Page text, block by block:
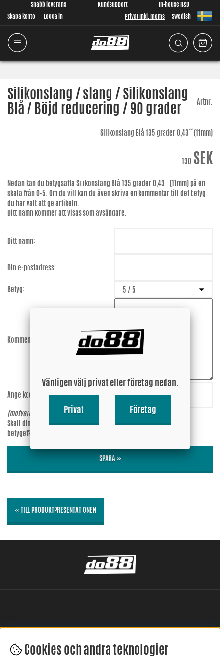
Snabb leverans Kundsupport
In-house R&D
Skapa konto
Logga in Privat Inkl. moms Swedish
Silikonslang / slang / Silikonslang
Blå / Böjd reducering / 90 grader Artnr.
Silikonslang Blå 135 grader 0,43´´ (11mm)
130 SEK
Nedan kan du betygsätta Silikonslang Blå 135 grader 0,43´´ (11mm) på en
skala från 0-5. Om du vill kan du även skriva en kommentar till det betyg
du har valt att ge artikeln.
Ditt namn kommer att visas som avsändare.
Ditt namn:
Din e-postadress:
Betyg:
Kommentar:
Ange koden:
8CUe3M
(motverkar spam)
Skall din epost-adress synas vid
betyget?
Ja
SPARA »
« TILL PRODUKTPRESENTATIONEN
LÄMNA DIN RECENSION HÄR
Cookies och andra teknologier
Vänligen välj privat eller företag nedan.
Privat Företag